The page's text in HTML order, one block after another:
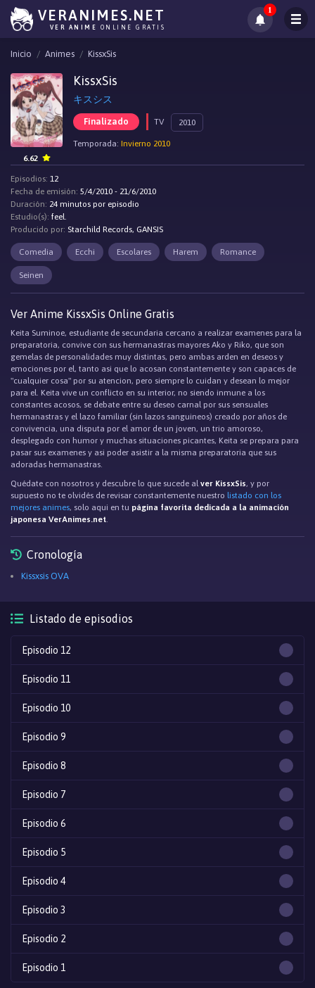
VERANIMES.NET
VER ANIME ONLINE GRATIS
1
Inicio Animes KissxSis
KissxSis
キスシス
Finalizado TV 2010
Temporada: Invierno 2010
6.62
Episodios: 12
Fecha de emisión: 5/4/2010 - 21/6/2010
Duración: 24 minutos por episodio
Estudio(s): feel.
Producido por: Starchild Records, GANSIS
Comedia Ecchi Escolares Harem Romance
Seinen
Ver Anime KissxSis Online Gratis
Keita Suminoe, estudiante de secundaria cercano a realizar examenes para la
preparatoria, convive con sus hermanastras mayores Ako y Riko, que son
gemelas de personalidades muy distintas, pero ambas arden en deseos y
emociones por el, tanto asi que lo acosan constantemente y son capaces de
"cualquier cosa" por su atencion, pero siempre lo cuidan y desean lo mejor
para el. Keita vive un conflicto en su interior, no siendo inmune a los
constantes acosos, se debate entre su deseo carnal por sus sensuales
hermanastras y el lazo familiar (sin lazos sanguineos) creado por años de
convivencia, una disputa por el amor de un joven, un trio amoroso,
desplegado con humor y muchas situaciones picantes, Keita se prepara para
pasar sus examenes y asi poder asistir a la misma preparatoria que sus
adoradas hermanastras.
Quédate con nosotros y descubre lo que sucede alver KissxSis, y por
supuesto no te olvidés de revisar constantemente nuestro listado con los
mejores animes, solo aqui en tu página favorita dedicada a la animación
japonesa VerAnimes.net.
Cronología
Kissxsis OVA
Listado de episodios
Episodio 12
Episodio 11
Episodio 10
Episodio 9
Episodio 8
Episodio 7
Episodio 6
Episodio 5
Episodio 4
Episodio 3
Episodio 2
Episodio 1